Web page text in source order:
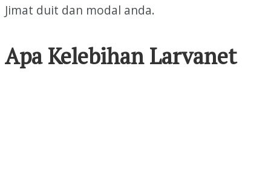
Jimat duit dan modal anda.
Apa Kelebihan Larvanet